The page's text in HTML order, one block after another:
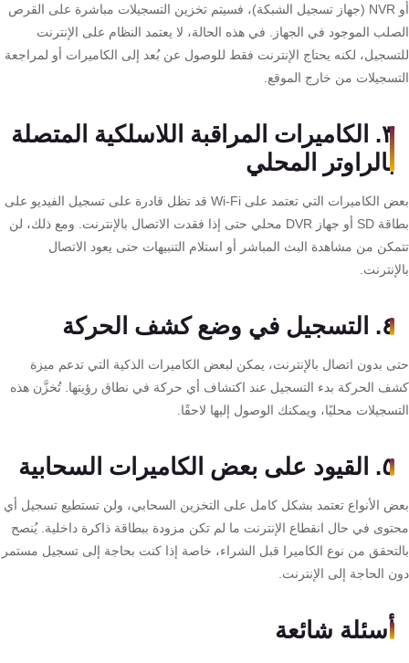
أو NVR (جهاز تسجيل الشبكة)، فسيتم تخزين التسجيلات مباشرة على القرص
الموجود في الجهاز. في هذه الحالة، لا يعتمد النظام على الإنترنت
لكنه يحتاج الإنترنت فقط للوصول عن بُعد إلى الكاميرات أو لمراجعة
من خارج الموقع.
٣. الكاميرات المراقبة اللاسلكية المتصلة
بالراوتر المحلي
بعض الكاميرات التي تعتمد على Wi-Fi قد تظل قادرة على تسجيل الفيديو على
بطاقة SD أو جهاز DVR محلي حتى إذا فقدت الاتصال بالإنترنت. ومع ذلك، لن
من مشاهدة البث المباشر أو استلام التنبيهات حتى يعود الاتصال
٤. التسجيل في وضع كشف الحركة
بدون اتصال بالإنترنت، يمكن لبعض الكاميرات الذكية التي تدعم ميزة
الحركة بدء التسجيل عند اكتشاف أي حركة في نطاق رؤيتها. تُخزَّن هذه
محليًا، ويمكنك الوصول إليها لاحقًا.
٥. القيود على بعض الكاميرات السحابية
الأنواع تعتمد بشكل كامل على التخزين السحابي، ولن تستطيع تسجيل أي
في حال انقطاع الإنترنت ما لم تكن مزودة ببطاقة ذاكرة داخلية. يُنصح
من نوع الكاميرا قبل الشراء، خاصة إذا كنت بحاجة إلى تسجيل مستمر
الحاجة إلى الإنترنت.
أسئلة شائعة
انتركم
أنظمة
السرقة
إنذار
الحريق
كنترول